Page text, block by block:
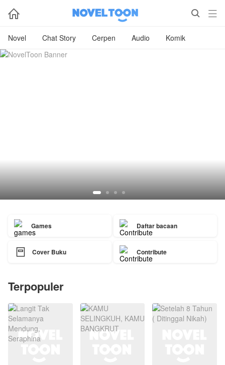
  
Novel Chat Story Cerpen Audio Komik
Games Daftar bacaan
 Cover Buku Contribute
Terpopuler